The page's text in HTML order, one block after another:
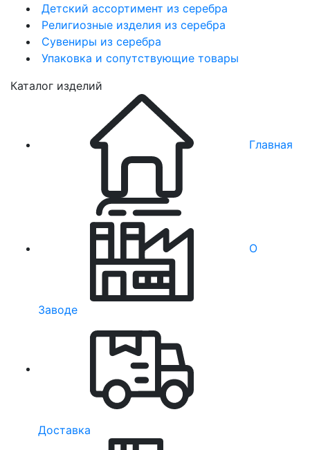
Детский ассортимент из серебра
Религиозные изделия из серебра
Сувениры из серебра
Упаковка и сопутствующие товары
Каталог изделий
Главная
О
Заводе
Доставка